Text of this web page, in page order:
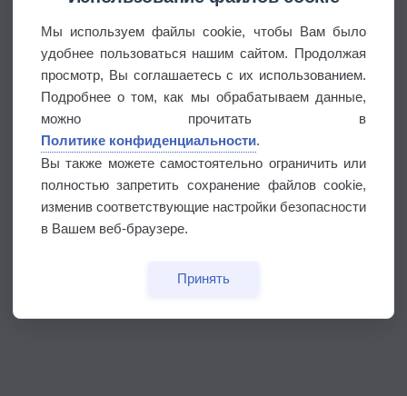
Мы используем файлы cookie, чтобы Вам было
удобнее пользоваться нашим сайтом. Продолжая
просмотр, Вы соглашаетесь с их использованием.
Подробнее о том, как мы обрабатываем данные,
можно прочитать в
Политике конфиденциальности.
Вы также можете самостоятельно ограничить или
полностью запретить сохранение файлов cookie,
изменив соответствующие настройки безопасности
в Вашем веб-браузере.
Принять